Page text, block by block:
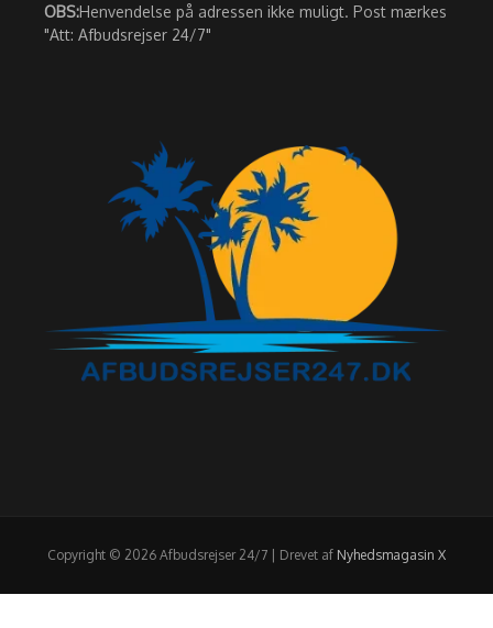
OBS:Henvendelse på adressen ikke muligt. Post mærkes
"Att: Afbudsrejser 24/7"
Copyright © 2026 Afbudsrejser 24/7 | Drevet af Nyhedsmagasin X